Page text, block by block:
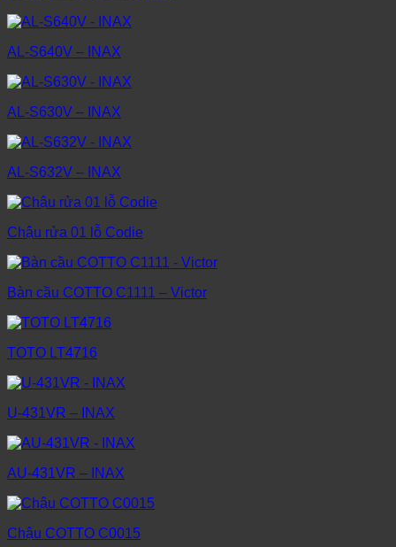
AL-S640V – INAX
AL-S630V – INAX
AL-S632V – INAX
Chậu rửa 01 lỗ Codie
Bàn cầu COTTO C1111 – Victor
TOTO LT4716
U-431VR – INAX
AU-431VR – INAX
Chậu COTTO C0015